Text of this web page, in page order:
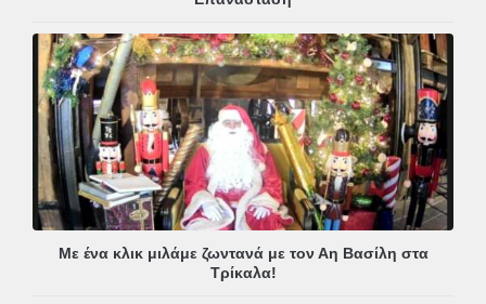
Με ένα κλικ μιλάμε ζωντανά με τον Αη Βασίλη στα
Τρίκαλα!